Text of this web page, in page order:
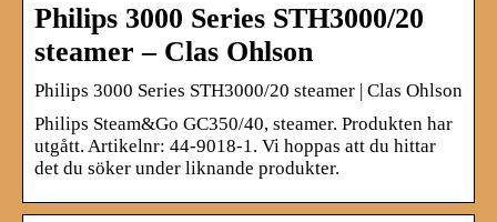
Philips 3000 Series STH3000/20
steamer – Clas Ohlson
Philips 3000 Series STH3000/20 steamer | Clas Ohlson
Philips Steam&Go GC350/40, steamer. Produkten har
utgått. Artikelnr: 44-9018-1. Vi hoppas att du hittar
det du söker under liknande produkter.